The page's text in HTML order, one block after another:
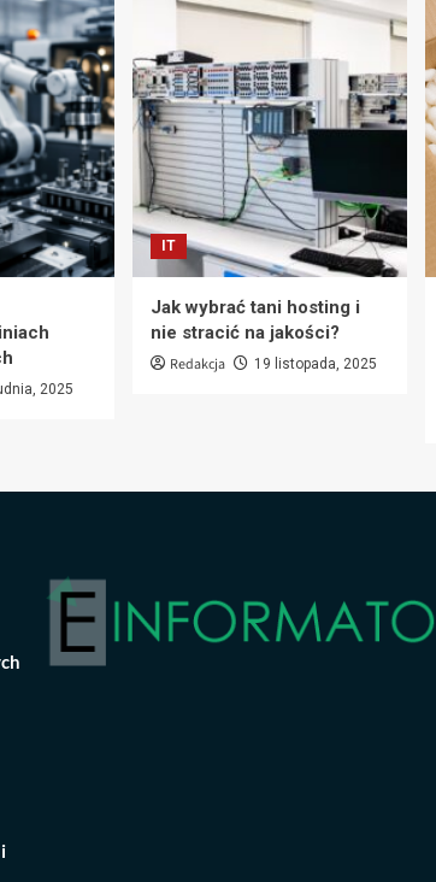
2025
IT
Jak wybrać tani hosting i
nie stracić na jakości?
Redakcja 19 listopada, 2025